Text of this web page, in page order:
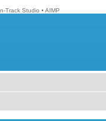
n-Track Studio • AIMP